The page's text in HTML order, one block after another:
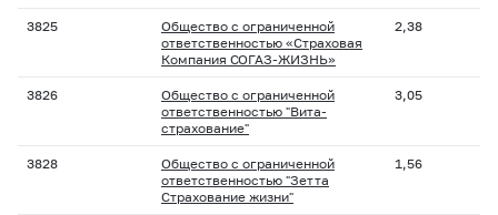
3825
Общество с ограниченной
ответственностью «Страховая
Компания СОГАЗ-ЖИЗНЬ»
2,38
3826
Общество с ограниченной
ответственностью "Вита-
страхование"
3,05
3828
Общество с ограниченной
ответственностью "Зетта
Страхование жизни"
1,56